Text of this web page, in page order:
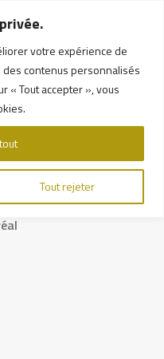
votre expérience de
contenus personnalisés
« Tout accepter », vous
Tout rejeter
WEB